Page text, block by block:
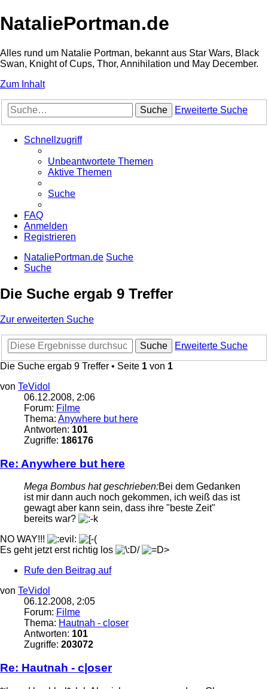
NataliePortman.de
Alles rund um Natalie Portman, bekannt aus Star Wars, Black
Swan, Knight of Cups, Thor, Annihilation und May December.
Zum Inhalt
Suche Erweiterte Suche
Schnellzugriff
Unbeantwortete Themen
Aktive Themen
Suche
FAQ
Anmelden
Registrieren
NataliePortman.de Suche
Suche
Die Suche ergab 9 Treffer
Zur erweiterten Suche
Suche
Erweiterte Suche
Die Suche ergab 9 Treffer • Seite 1 von 1
von TeVidol
06.12.2008, 2:06
Forum: Filme
Thema: Anywhere but here
Antworten: 101
Zugriffe: 186176
Re: Anywhere but here
Mega Bombus hat geschrieben:Bei dem Gedanken
ist mir dann auch noch gekommen, ich weiß das ist
gewagt aber kann sein, dass ihre "beste Zeit"
bereits war?
NO WAY!!!
Es geht jetzt erst richtig los
Rufe den Beitrag auf
von TeVidol
06.12.2008, 2:05
Forum: Filme
Thema: Hautnah - c|oser
Antworten: 101
Zugriffe: 203072
Re: Hautnah - c|oser